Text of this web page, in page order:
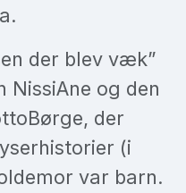
der blev væk”
NissiAne og den
der
(i
var barn.